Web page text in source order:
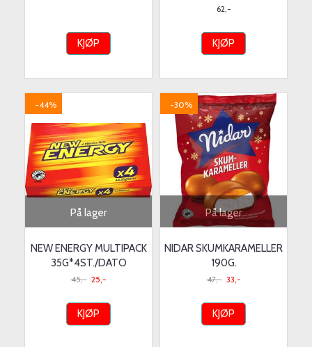
KJØP
62,-
KJØP
På lager
-44%
NEW ENERGY MULTIPACK
35G*4ST./DATO
45,- 25,-
KJØP
På lager
-30%
NIDAR SKUMKARAMELLER
190G.
47,- 33,-
KJØP